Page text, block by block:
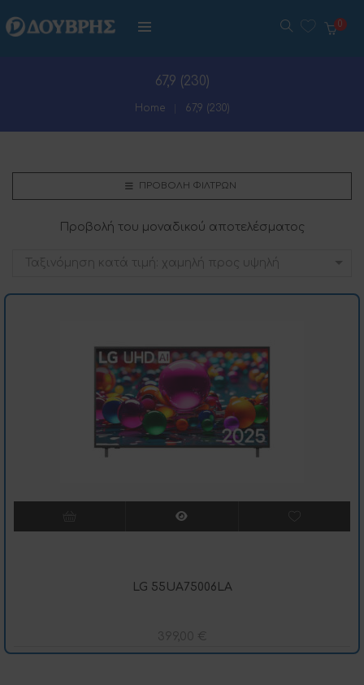
67,9 (230)
Home 67,9 (230)
ΠΡΟΒΟΛΉ ΦΊΛΤΡΩΝ
Προβολή του μοναδικού αποτελέσματος
Ταξινόμηση κατά τιμή: χαμηλή προς υψηλή
LG 55UA75006LA
399,00 €